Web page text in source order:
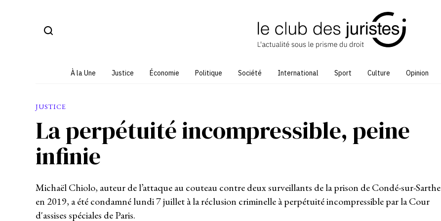
À la Une Justice Économie Politique Société International Sport Culture Opinion
JUSTICE
La perpétuité incompressible, peine
infinie
Michaël Chiolo, auteur de l’attaque au couteau contre deux surveillants de la prison de Condé-sur-Sarthe
en 2019, a été condamné lundi 7 juillet à la réclusion criminelle à perpétuité incompressible par la Cour
d'assises spéciales de Paris.